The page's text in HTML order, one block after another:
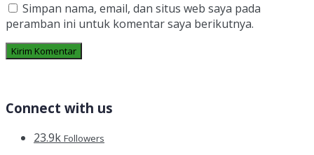
Simpan nama, email, dan situs web saya pada
peramban ini untuk komentar saya berikutnya.
Connect with us
23.9k Followers